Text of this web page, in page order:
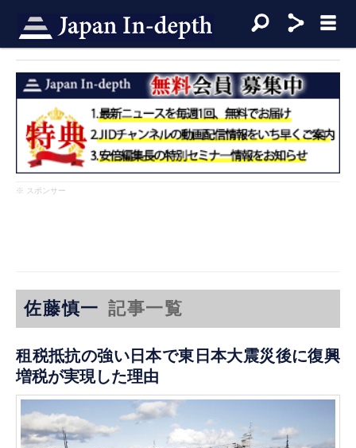
※ スポンサー
佐藤慎一 記事一覧
租税抵抗の強い日本で東日本大震災後に復興
増税が実現した理由